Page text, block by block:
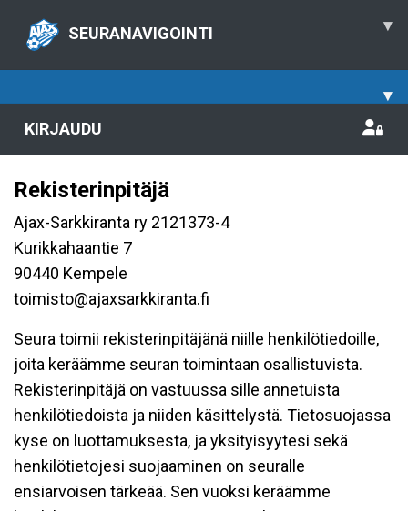
SEURANAVIGOINTI ▾
▾
KIRJAUDU
Rekisterinpitäjä
Ajax-Sarkkiranta ry 2121373-4
Kurikkahaantie 7
90440 Kempele
toimisto@ajaxsarkkiranta.fi
Seura toimii rekisterinpitäjänä niille henkilötiedoille,
joita keräämme seuran toimintaan osallistuvista.
Rekisterinpitäjä on vastuussa sille annetuista
henkilötiedoista ja niiden käsittelystä. Tietosuojassa
kyse on luottamuksesta, ja yksityisyytesi sekä
henkilötietojesi suojaaminen on seuralle
ensiarvoisen tärkeää. Sen vuoksi keräämme